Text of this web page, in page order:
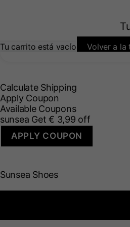
Tu carrito está vacío Volver a la
Calculate Shipping
Apply Coupon
Available Coupons
sunsea Get€ 3,99 off
APPLY COUPON
Sunsea Shoes